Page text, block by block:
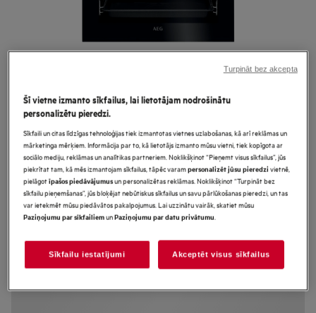
BPE748380B
AssistedCooking 8000.sērijas
Iebūvējama cepeškrāsns
Ražojuma informācijas lapa
Priekšrocības
Katru reizi.
Funkcija AssistedCooking iestata ēdienam pareizo programmu.
Viedā virtuve piedāvā pielāgotu virtuves lietošanas atbalstu
Šī vietne izmanto sīkfailus, lai lietotājam nodrošinātu
personalizētu pieredzi.
Sīkfaili un citas līdzīgas tehnoloģijas tiek izmantotas vietnes uzlabošanas, kā arī reklāmas un
mārketinga mērķiem. Informācija par to, kā lietotājs izmanto mūsu vietni, tiek kopīgota ar
sociālo mediju, reklāmas un analītikas partneriem. Noklikšķinot “Pieņemt visus sīkfailus”, jūs
piekrītat tam, kā mēs izmantojam sīkfailus, tāpēc varampersonalizēt jūsu pieredzivietnē,
pielāgotīpašos piedāvājumusun personalizētas reklāmas. Noklikšķinot “Turpināt bez
sīkfailu pieņemšanas”, jūs bloķējat nebūtiskus sīkfailus un savu pārlūkošanas pieredzi, un tas
var ietekmēt mūsu piedāvātos pakalpojumus. Lai uzzinātu vairāk, skatiet mūsu
Paziņojumu par sīkfailiemunPaziņojumu par datu privātumu.
Sīkfailu iestatījumi Akceptēt visus sīkfailus
Turpināt bez akcepta